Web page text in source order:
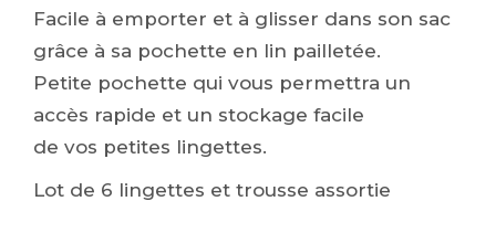
Facile à emporter et à glisser dans son sac
grâce à sa pochette en lin pailletée.
Petite pochette qui vous permettra un
accès rapide et un stockage facile
de vos petites lingettes.
Lot de 6 lingettes et trousse assortie